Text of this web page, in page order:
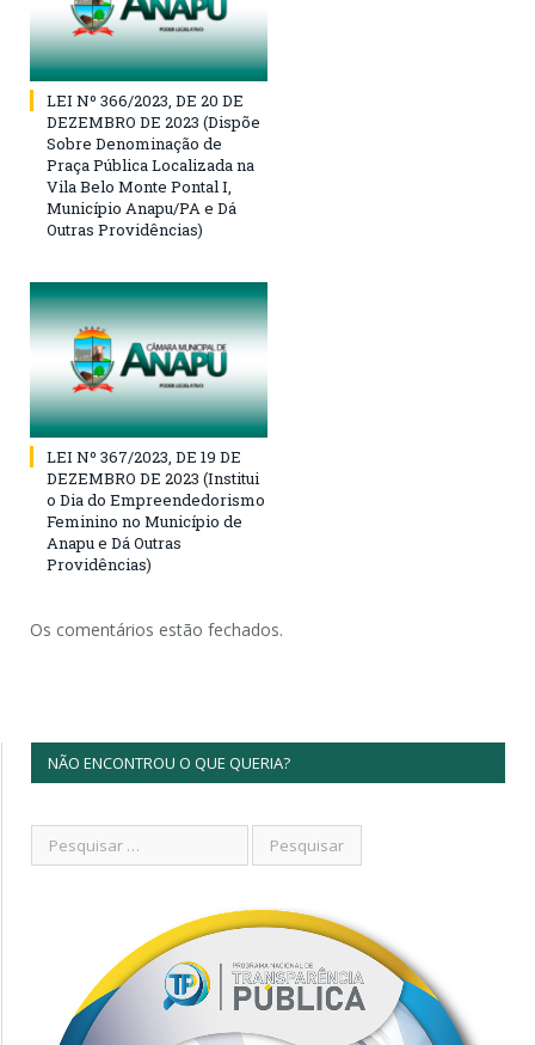
LEI Nº 366/2023, DE 20 DE
DEZEMBRO DE 2023 (Dispõe
Sobre Denominação de
Praça Pública Localizada na
Vila Belo Monte Pontal I,
Município Anapu/PA e Dá
Outras Providências)
LEI Nº 367/2023, DE 19 DE
DEZEMBRO DE 2023 (Institui
o Dia do Empreendedorismo
Feminino no Município de
Anapu e Dá Outras
Providências)
Os comentários estão fechados.
NÃO ENCONTROU O QUE QUERIA?